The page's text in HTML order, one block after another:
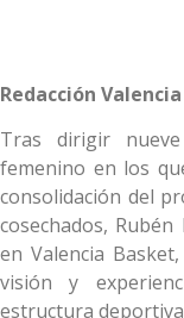
Redacción
Tras dirigir
femenino en los
consolidación del
cosechados,
en Valencia
visión y
estructura